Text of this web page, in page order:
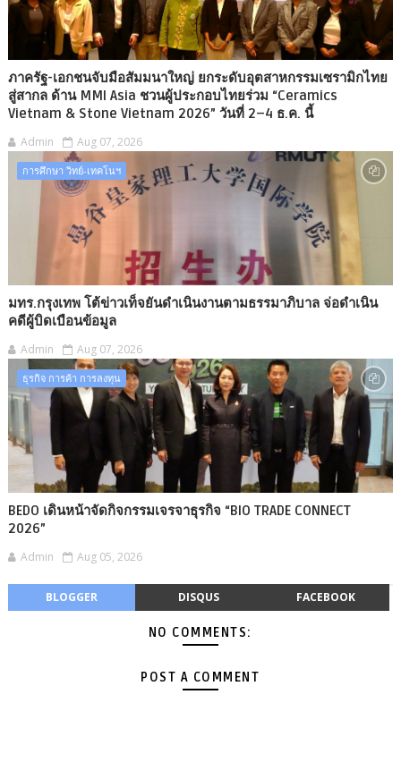
ภาครัฐ-เอกชนจับมือสัมมนาใหญ่ ยกระดับอุตสาหกรรมเซรามิกไทย
สู่สากล ด้าน MMI Asia ชวนผู้ประกอบไทยร่วม “Ceramics
Vietnam & Stone Vietnam 2026” วันที่ 2–4 ธ.ค. นี้
Admin Aug 07, 2026
การศึกษา วิทย์-เทคโนฯ
มทร.กรุงเทพ โต้ข่าวเท็จยันดำเนินงานตามธรรมาภิบาล จ่อดำเนิน
คดีผู้บิดเบือนข้อมูล
Admin Aug 07, 2026
ธุรกิจ การค้า การลงทุน
BEDO เดินหน้าจัดกิจกรรมเจรจาธุรกิจ “BIO TRADE CONNECT
2026”
Admin Aug 05, 2026
BLOGGER DISQUS FACEBOOK
NO COMMENTS:
POST A COMMENT